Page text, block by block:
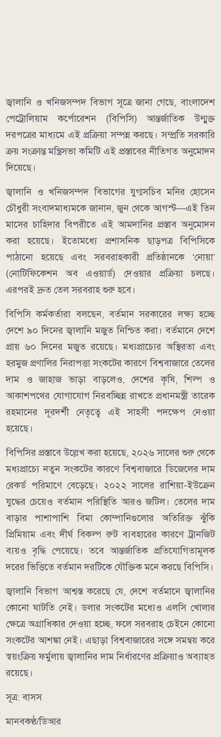
জ্বালানি ও খনিজসম্পদ বিভাগ সূত্রে জানা গেছে, বাংলাদেশ
পেট্রোলিয়াম কর্পোরেশন (বিপিসি) আন্তর্জাতিক উন্মুক্ত
দরপত্রের মাধ্যমে এই প্রক্রিয়া সম্পন্ন করছে। সম্প্রতি সরকারি
ক্রয় সংক্রান্ত মন্ত্রিসভা কমিটি এই প্রস্তাবের নীতিগত অনুমোদন
দিয়েছে।
জ্বালানি ও খনিজসম্পদ বিভাগের যুগ্মসচিব মনির হোসেন
চৌধুরী সংবাদমাধ্যমকে জানান, জুন থেকে আগস্ট—এই তিন
মাসের চাহিদার বিপরীতে এই আমদানির প্রস্তাব অনুমোদন
করা হয়েছে। ইতোমধ্যে প্রশাসনিক ছাড়পত্র বিপিসিকে
পাঠানো হয়েছে এবং সরবরাহকারী প্রতিষ্ঠানকে ‘নোয়া’
(নোটিফিকেশন অব এওয়ার্ড) দেওয়ার প্রক্রিয়া চলছে।
এরপরই দ্রুত তেল সরবরাহ শুরু হবে।
বিপিসি কর্মকর্তারা বলছেন, বর্তমান সরকারের লক্ষ্য হচ্ছে
দেশে ৯০ দিনের জ্বালানি মজুত নিশ্চিত করা। বর্তমানে দেশে
প্রায় ৬০ দিনের মজুত রয়েছে। মধ্যপ্রাচ্যের অস্থিরতা এবং
হরমুজ প্রণালির নিরাপত্তা সংকটের কারণে বিশ্ববাজারে তেলের
দাম ও জাহাজ ভাড়া বাড়লেও, দেশের কৃষি, শিল্প ও
আকাশপথের যোগাযোগ নিরবচ্ছিন্ন রাখতে প্রধানমন্ত্রী তারেক
রহমানের দূরদর্শী নেতৃত্বে এই সাহসী পদক্ষেপ নেওয়া
হয়েছে।
বিপিসির প্রস্তাবে উল্লেখ করা হয়েছে, ২০২৬ সালের শুরু থেকে
মধ্যপ্রাচ্যে নতুন সংকটের কারণে বিশ্ববাজারে ডিজেলের দাম
রেকর্ড পরিমাণে বেড়েছে। ২০২২ সালের রাশিয়া-ইউক্রেন
যুদ্ধের চেয়েও বর্তমান পরিস্থিতি আরও জটিল। তেলের দাম
বাড়ার পাশাপাশি বিমা কোম্পানিগুলোর অতিরিক্ত ঝুঁকি
প্রিমিয়াম এবং দীর্ঘ বিকল্প রুট ব্যবহারের কারণে ট্রানজিট
ব্যয়ও বৃদ্ধি পেয়েছে। তবে আন্তর্জাতিক প্রতিযোগিতামূলক
দরের ভিত্তিতে বর্তমান দরটিকে যৌক্তিক মনে করছে বিপিসি।
জ্বালানি বিভাগ আশ্বস্ত করেছে যে, দেশে বর্তমানে জ্বালানির
কোনো ঘাটতি নেই। ডলার সংকটের মধ্যেও এলসি খোলার
ক্ষেত্রে অগ্রাধিকার দেওয়া হচ্ছে, ফলে সরবরাহ চেইনে কোনো
সংকটের আশঙ্কা নেই। এছাড়া বিশ্ববাজারের সঙ্গে সমন্বয় করে
স্বয়ংক্রিয় ফর্মুলায় জ্বালানির দাম নির্ধারণের প্রক্রিয়াও অব্যাহত
রয়েছে।
সূত্র: বাসস
মানবকণ্ঠ/ডিআর